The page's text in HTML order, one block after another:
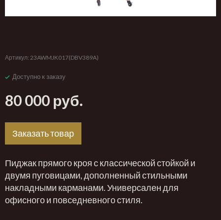
Артикул: 23AWMJK017(DBV389A)
Доступно к заказу
80 000 руб.
Заказать товар
Пиджак прямого кроя с классической стойкой и
двумя пуговицами, дополненный стильными
накладными карманами. Универсален для
офисного и повседневного стиля.